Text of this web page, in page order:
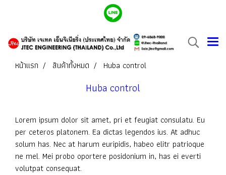
หน้าแรก สินค้าทั้งหมด Huba control
Huba control
Lorem ipsum dolor sit amet, pri et feugiat consulatu. Eu
per ceteros platonem. Ea dictas legendos ius. At adhuc
solum has. Nec at harum euripidis, habeo elitr patrioque
ne mel. Mei probo oportere posidonium in, has ei everti
volutpat consequat.